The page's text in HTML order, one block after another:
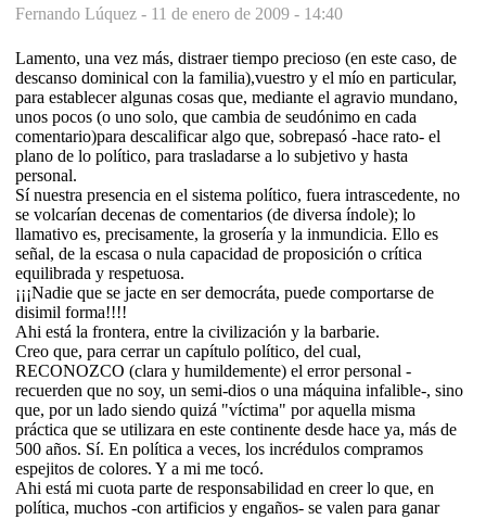
Fernando Lúquez - 11 de enero de 2009 - 14:40
Lamento, una vez más, distraer tiempo precioso (en este caso, de
descanso dominical con la familia),vuestro y el mío en particular,
para establecer algunas cosas que, mediante el agravio mundano,
unos pocos (o uno solo, que cambia de seudónimo en cada
comentario)para descalificar algo que, sobrepasó -hace rato- el
plano de lo político, para trasladarse a lo subjetivo y hasta
personal.
Sí nuestra presencia en el sistema político, fuera intrascedente, no
se volcarían decenas de comentarios (de diversa índole); lo
llamativo es, precisamente, la grosería y la inmundicia. Ello es
señal, de la escasa o nula capacidad de proposición o crítica
equilibrada y respetuosa.
¡¡¡Nadie que se jacte en ser democráta, puede comportarse de
disimil forma!!!!
Ahi está la frontera, entre la civilización y la barbarie.
Creo que, para cerrar un capítulo político, del cual,
RECONOZCO (clara y humildemente) el error personal -
recuerden que no soy, un semi-dios o una máquina infalible-, sino
que, por un lado siendo quizá "víctima" por aquella misma
práctica que se utilizara en este continente desde hace ya, más de
500 años. Sí. En política a veces, los incrédulos compramos
espejitos de colores. Y a mi me tocó.
Ahi está mi cuota parte de responsabilidad en creer lo que, en
política, muchos -con artificios y engaños- se valen para ganar